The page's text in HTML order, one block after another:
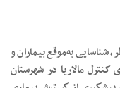
شناسایی به‌موقع بیماران و
مالاریا در شهرستان